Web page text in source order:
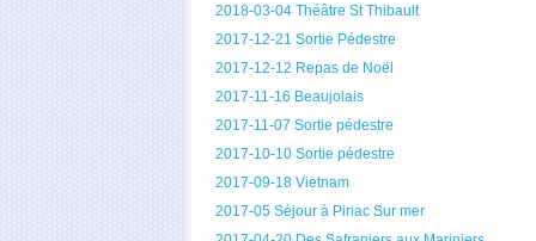
2018-03-04 Théâtre St Thibault
2017-12-21 Sortie Pédestre
2017-12-12 Repas de Noël
2017-11-16 Beaujolais
2017-11-07 Sortie pédestre
2017-10-10 Sortie pédestre
2017-09-18 Vietnam
2017-05 Séjour à Piriac Sur mer